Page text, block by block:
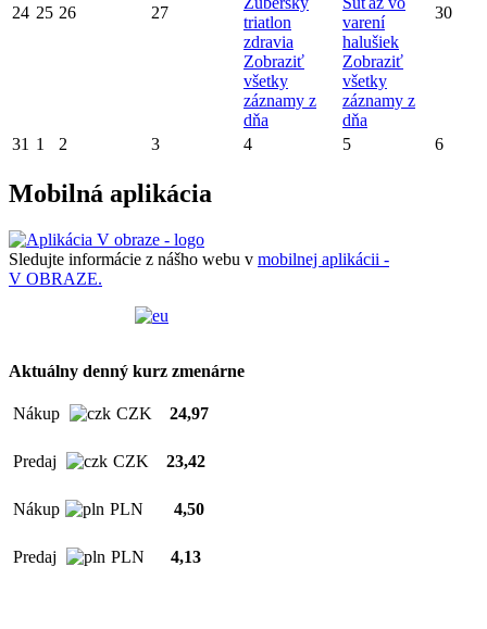
24 25 26 27
triatlon
zdravia
Zobraziť
všetky
záznamy z
dňa
varení
halušiek
Zobraziť
všetky
záznamy z
dňa
30
31 1 2 3 4 5 6
Mobilná aplikácia
Sledujte informácie z nášho webu v mobilnej aplikácii -
V OBRAZE.
Aktuálny denný kurz zmenárne
Nákup CZK 24,97
Predaj CZK 23,42
Nákup PLN 4,50
Predaj PLN 4,13